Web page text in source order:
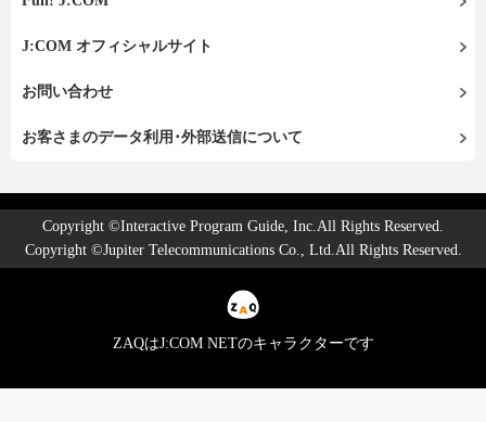
J:COM オフィシャルサイト
お問い合わせ
お客さまのデータ利用･外部送信について
Copyright ©Interactive Program Guide, Inc.All Rights Reserved.
Copyright ©Jupiter Telecommunications Co., Ltd.All Rights Reserved.
ZAQはJ:COM NETのキャラクターです